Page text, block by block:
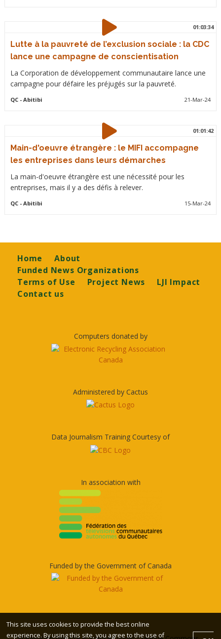
01:03:34
Lutte à la pauvreté de l’exclusion sociale : la CDC
lance une campagne de conscientisation
La Corporation de développement communautaire lance une
campagne pour défaire les préjugés sur la pauvreté.
QC- Abitibi 21-Mar-24
01:01:42
Main-d'oeuvre étrangère : le MIFI accompagne
les entreprises dans leurs démarches
La main-d'oeuvre étrangère est une nécessité pour les
entreprises, mais il y a des défis à relever.
QC- Abitibi 15-Mar-24
Footer
Home
About
Funded News Organizations
Terms of Use
Project News
LJI Impact
Contact us
Computers donated by
Administered by Cactus
Data Journalism Training Courtesy of
In association with
Funded by the Government of Canada
This site uses cookies to provide the best online
experience. By using this site, you agree to the use of